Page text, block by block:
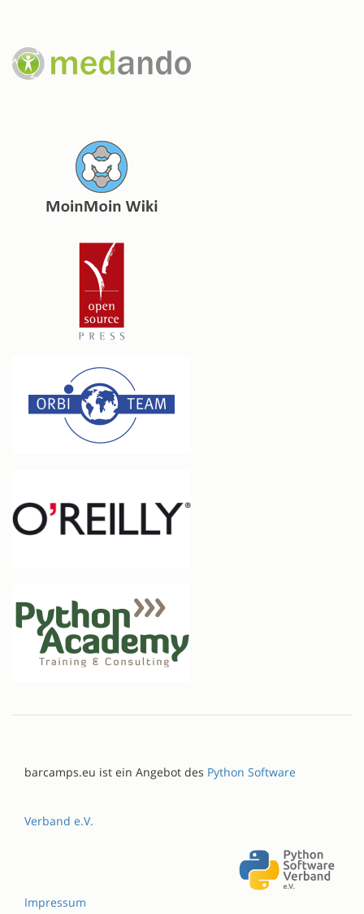
barcamps.eu ist ein Angebot des Python Software
Verband e.V.
Impressum